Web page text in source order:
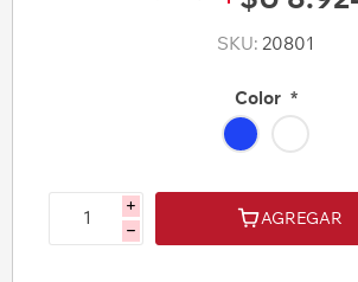
SKU: 20801
Color *
i
h
AGREGAR